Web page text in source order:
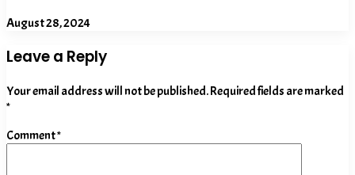
August 28, 2024
Leave a Reply
Your email address will not be published.Required fields are marked
*
Comment*